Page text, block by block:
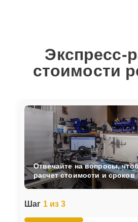
Экспресс-
стоимости
Шаг 1 из 3
Отвечайте на вопросы,
расчет стоимости и сроков